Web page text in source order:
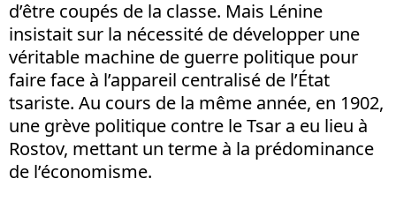
d’être coupés de la classe. Mais Lénine
insistait sur la nécessité de développer une
véritable machine de guerre politique pour
faire face à l’appareil centralisé de l’État
tsariste. Au cours de la même année, en 1902,
une grève politique contre le Tsar a eu lieu à
Rostov, mettant un terme à la prédominance
de l’économisme.